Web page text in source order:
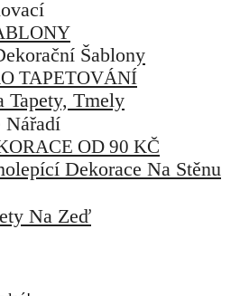
Šablony
TAPETOVÁNÍ
Tapety, Tmely
Nářadí
OD 90 KČ
Dekorace Na Stěnu
Na Zeď